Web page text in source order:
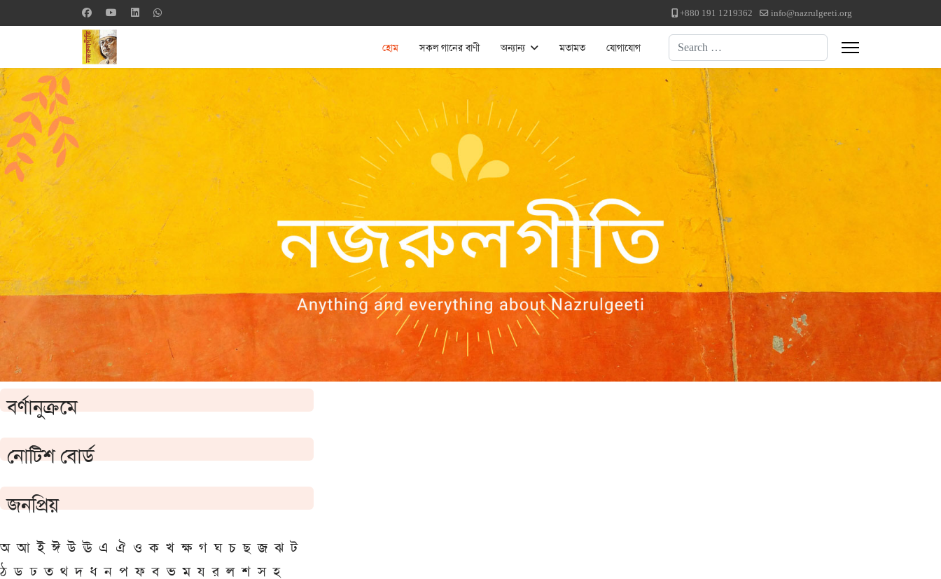
+880 191 1219362 info@nazrulgeeti.org
হোম সকল গানের বাণী অন্যান্য মতামত যোগাযোগ Search
বর্ণানুক্রমে
নোটিশ বোর্ড
জনপ্রিয়
অ আ ই ঈ উ ঊ এ ঐ ও ক খ ক্ষ গ ঘ চ ছ জ ঝ ট
ঠ ড ঢ ত থ দ ধ ন প ফ ব ভ ম য র ল শ স হ